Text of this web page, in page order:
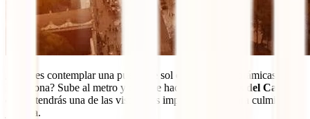
¿Quieres contemplar una puesta de sol con vistas panorámicas de
Barcelona? Sube al metro y dirígete hacia los
bunkers del Carmel
donde tendrás una de las vistas más impresionantes para culminar tu
jornada.